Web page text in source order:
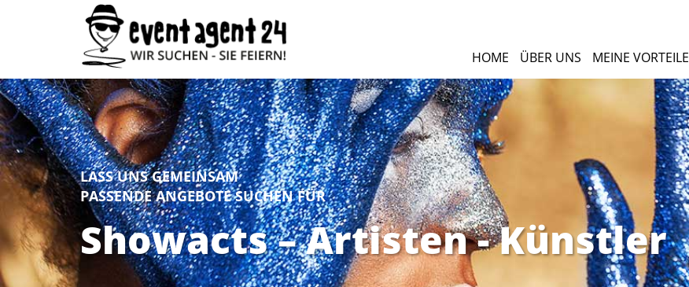
HOME ÜBER UNS MEINE VORTEILE
LASS UNS GEMEINSAM
PASSENDE ANGEBOTE SUCHEN FÜR
Showacts – Artisten - Künstler